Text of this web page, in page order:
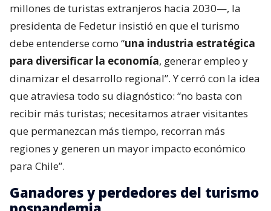
millones de turistas extranjeros hacia 2030—, la
presidenta de Fedetur insistió en que el turismo
debe entenderse como “una industria estratégica
para diversificar la economía, generar empleo y
dinamizar el desarrollo regional”. Y cerró con la idea
que atraviesa todo su diagnóstico: “no basta con
recibir más turistas; necesitamos atraer visitantes
que permanezcan más tiempo, recorran más
regiones y generen un mayor impacto económico
para Chile”.
Ganadores y perdedores del turismo